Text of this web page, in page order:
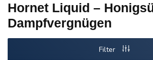
Hornet Liquid –
Dampfvergnügen
Filter